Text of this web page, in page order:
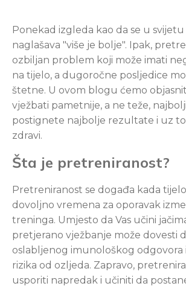
Ponekad izgleda kao da se u
naglašava "više je bolje". Ipak,
ozbiljan problem koji može imati
na tijelo, a dugoročne posljedice
štetne. U ovom blogu ćemo
vježbati pametnije, a ne teže,
postignete najbolje rezultate i uz
zdravi.
Šta je pretreniranost?
Pretreniranost se događa kada
dovoljno vremena za oporavak
treninga. Umjesto da Vas učini
pretjerano vježbanje može dovesti
oslabljenog imunološkog odgovora
rizika od ozljeda. Zapravo,
usporiti napredak i učiniti da